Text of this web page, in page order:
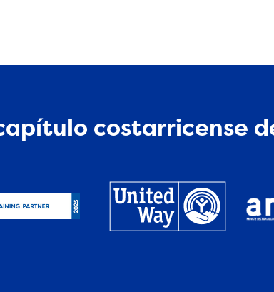
costarricense